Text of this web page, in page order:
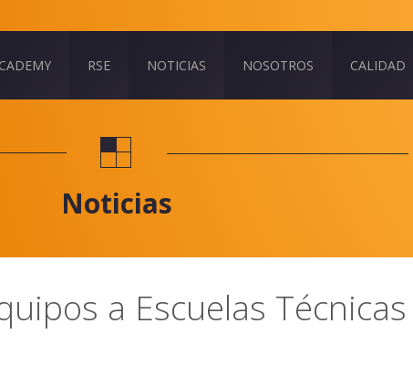
RSE NOTICIAS NOSOTROS CALIDAD
Noticias
a Escuelas Técnicas